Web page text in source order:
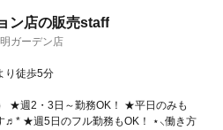
ン店の販売staff
ガーデン店
り徒歩5分
★週2・3日～勤務OK！ ★平日のみも
♬* ★週5日のフル勤務もOK！ ⋆⸜働き方